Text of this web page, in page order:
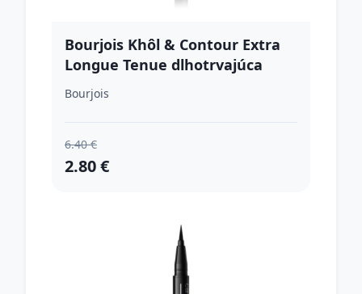
Bourjois Khôl & Contour Extra
Longue Tenue dlhotrvajúca
ceruzka na oči odtieň 001 Noir-
issime 1.2 g
Bourjois
6.40 €
2.80 €